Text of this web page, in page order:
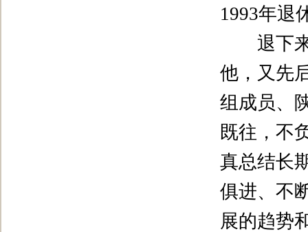
1993年退
退下来
他，又先
组成员、
既往，不
真总结长
俱进、不
展的趋势